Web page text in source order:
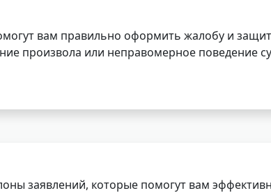
вам правильно оформить жалобу и
произвола или неправомерное поведение
заявлений, которые помогут вам